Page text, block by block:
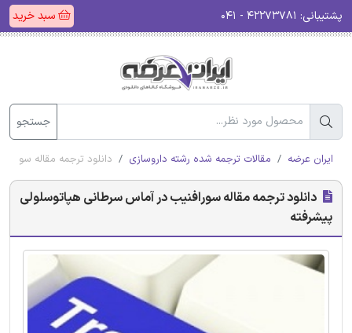
پشتیبانی: سبد خرید
جستجو
ایران عرضه مقالات ترجمه شده رشته داروسازی دانلود ترجمه مقاله
دانلود ترجمه مقاله سورافنیب در آماس سرطانی هپاتوسلولی
پیشرفته